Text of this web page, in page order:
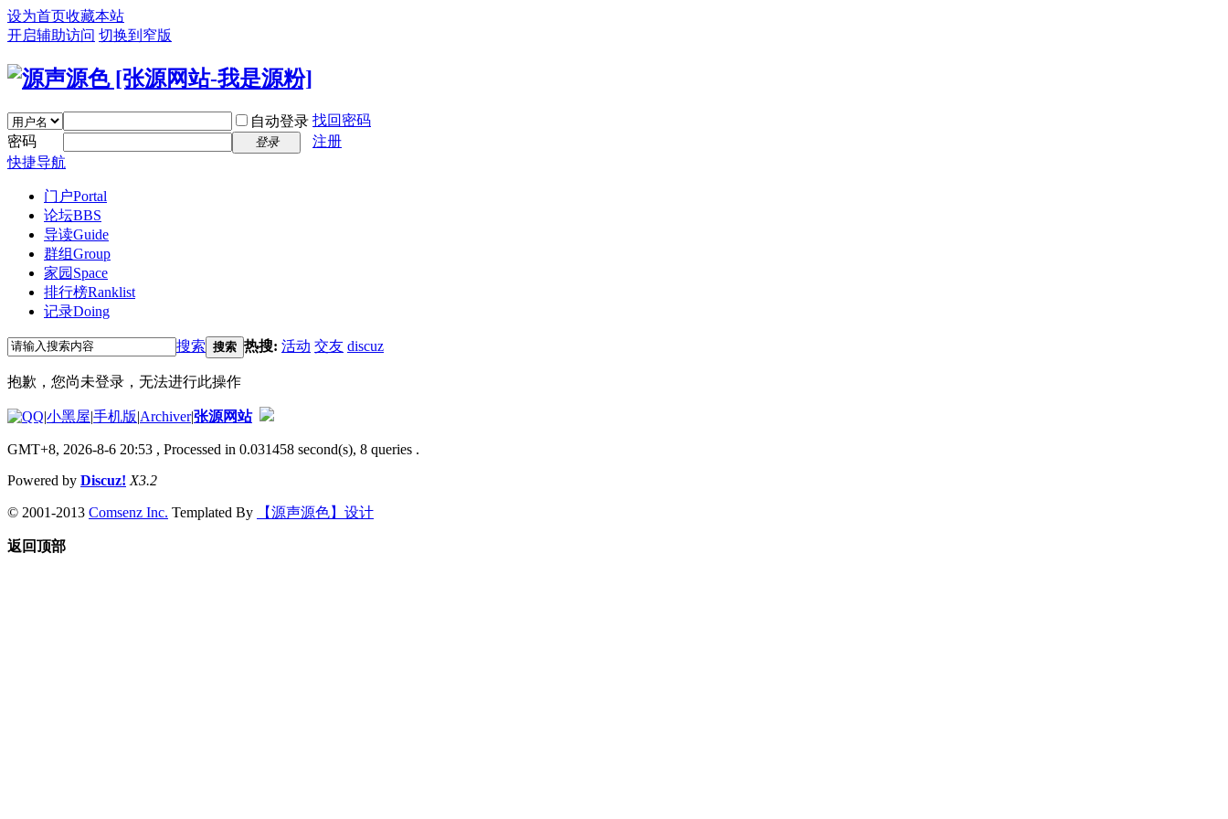
设为首页收藏本站
开启辅助访问 切换到窄版
自动登录 找回密码
密码
登录
注册
快捷导航
门户Portal
论坛BBS
导读Guide
群组Group
家园 Space
排行榜Ranklist
记录Doing
搜索 搜索 热搜: 活动 交友 discuz
抱歉，您尚未登录，无法进行此操作
|小黑屋|手机版|Archiver|张源网站
GMT+8, 2026-8-6 20:53 , Processed in 0.031458 second(s), 8 queries .
Powered by Discuz! X3.2
© 2001-2013 Comsenz Inc. Templated By 【源声源色】设计
返回顶部